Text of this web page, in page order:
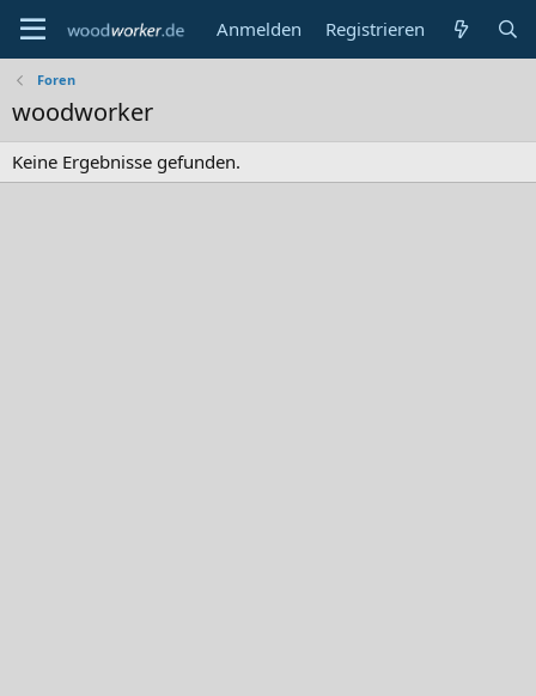
Anmelden Registrieren
Foren
woodworker
Keine Ergebnisse gefunden.